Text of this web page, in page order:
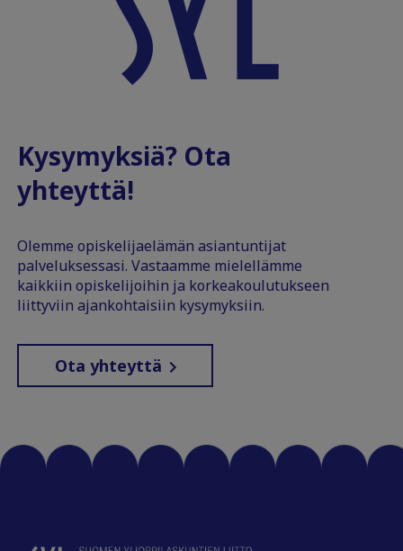
Kysymyksiä? Ota
yhteyttä!
Olemme opiskelijaelämän asiantuntijat
palveluksessasi. Vastaamme mielellämme
kaikkiin opiskelijoihin ja korkeakoulutukseen
liittyviin ajankohtaisiin kysymyksiin.
Ota yhteyttä